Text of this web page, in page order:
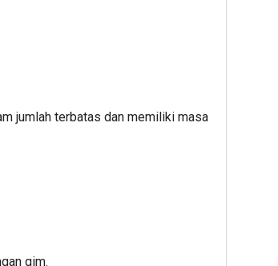
jumlah terbatas dan memiliki masa
gim.